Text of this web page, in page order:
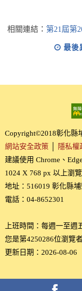
相關連結： 第21屆第
最後
Copyright©2018彰化縣
網站安全政策
隱私權
建議使用 Chrome、
1024 X 768 px 以上瀏覽
地址：516019 彰化縣
電話：04-8652301
上班時間：每週一至週
您是第4250286位瀏覽
更新日期：2026-08-06